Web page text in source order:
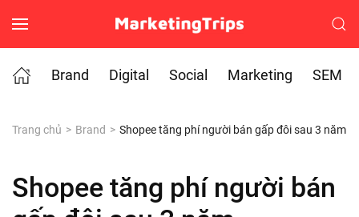
Skip to main content
Brand
Digital Social Marketing SEM
Trang chủ Brand Shopee tăng phí người bán gấp đôi sau 3 năm
Shopee tăng phí người bán